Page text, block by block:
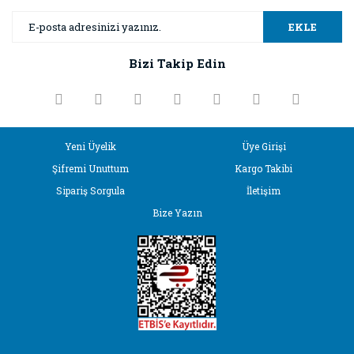
Ürün resmi kalitesiz, bozuk veya görüntülenemiyor.
Ürün bilgilerinde hatalar bulunuyor.
Gönder
EKLE
Bizi Takip Edin
Yeni Üyelik
Üye Girişi
Şifremi Unuttum
Kargo Takibi
Sipariş Sorgula
İletişim
Bize Yazın